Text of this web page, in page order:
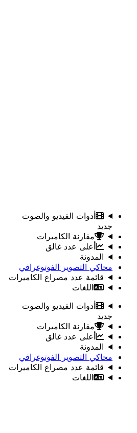
أدوات الفيديو والصوت
جديد
مقارنة الكاميرات
أعلى عدد غالق
المدونة
محاكي التصوير الفوتوغرافي
قائمة عدد مصراع الكاميرات
اللغات
أدوات الفيديو والصوت
جديد
مقارنة الكاميرات
أعلى عدد غالق
المدونة
محاكي التصوير الفوتوغرافي
قائمة عدد مصراع الكاميرات
اللغات